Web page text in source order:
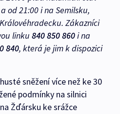
od 21:00 i na Semilsku,
Zákazníci
linku 840 850 860i na
840, která je jim k dispozici
sněžení více než ke 30
podmínky na silnici
Žďársku ke srážce